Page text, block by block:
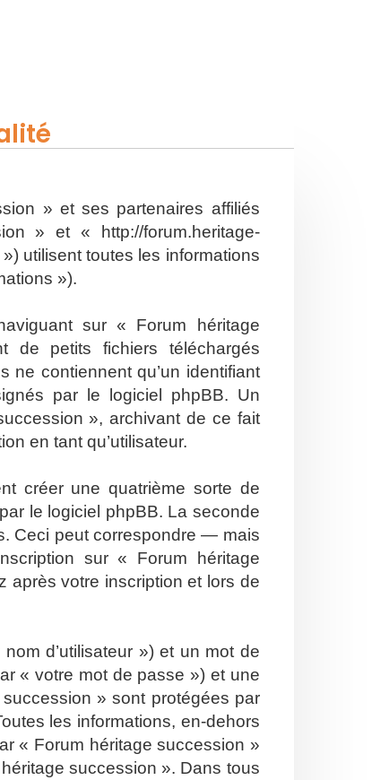
» et ses partenaires affiliés
» et « http://forum.heritage-
utilisent toutes les informations
»).
sur « Forum héritage
de petits fichiers téléchargés
ne contiennent qu’un identifiant
par le logiciel phpBB. Un
», archivant de ce fait
en tant qu’utilisateur.
créer une quatrième sorte de
le logiciel phpBB. La seconde
Ceci peut correspondre — mais
sur « Forum héritage
après votre inscription et lors de
d’utilisateur ») et un mot de
« votre mot de passe ») et une
» sont protégées par
les informations, en-dehors
« Forum héritage succession »
succession ». Dans tous